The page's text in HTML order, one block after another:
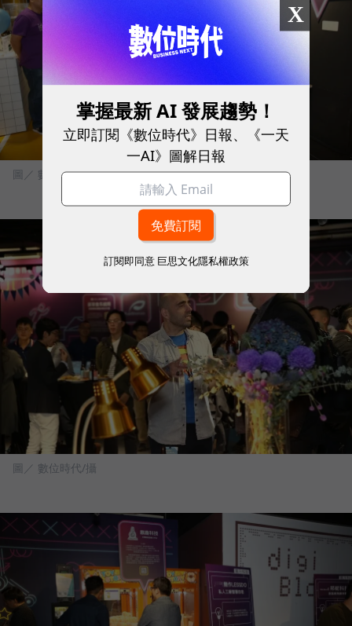
圖／ 數位時代/攝
圖／ 數位時代/攝
X
掌握最新 AI 發展趨勢！
立即訂閱《數位時代》日報、《一天
一AI》圖解日報
訂閱即同意 巨思文化隱私權政策